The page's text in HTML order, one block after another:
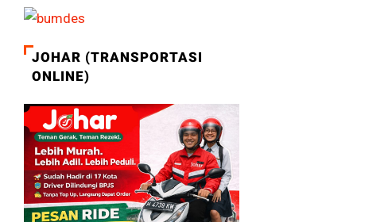
JOHAR (TRANSPORTASI
ONLINE)